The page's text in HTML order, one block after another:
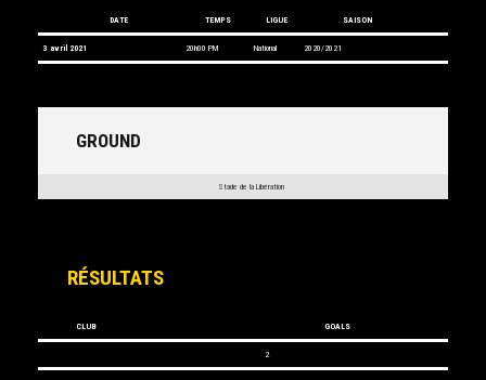
DATE TEMPS LIGUE SAISON
3 avril 2021 20h00 PM National 2020/2021
GROUND
Stade de la Libération
RÉSULTATS
CLUB GOALS
2